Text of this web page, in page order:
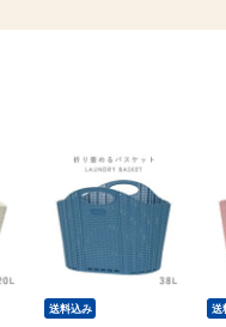
送料込み 送